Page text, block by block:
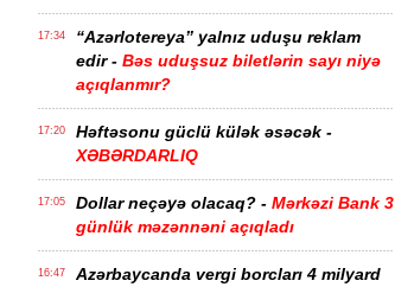
17:34
“Azərlotereya” yalnız uduşu reklam
edir - Bəs uduşsuz biletlərin sayı niyə
açıqlanmır?
17:20
Həftəsonu güclü külək əsəcək -
XƏBƏRDARLIQ
17:05 Dollar neçəyə olacaq? - Mərkəzi Bank 3
günlük məzənnəni açıqladı
16:47
Azərbaycanda vergi borcları 4 milyard